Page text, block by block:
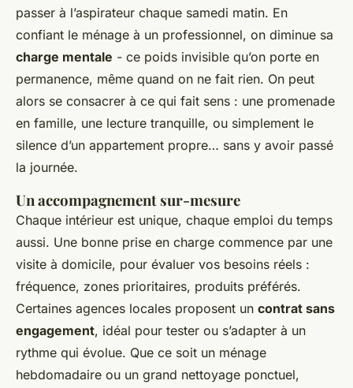
passer à l’aspirateur chaque samedi matin. En
confiant le ménage à un professionnel, on diminue sa
charge mentale - ce poids invisible qu’on porte en
permanence, même quand on ne fait rien. On peut
alors se consacrer à ce qui fait sens : une promenade
en famille, une lecture tranquille, ou simplement le
silence d’un appartement propre… sans y avoir passé
la journée.
Un accompagnement sur-mesure
Chaque intérieur est unique, chaque emploi du temps
aussi. Une bonne prise en charge commence par une
visite à domicile, pour évaluer vos besoins réels :
fréquence, zones prioritaires, produits préférés.
Certaines agences locales proposent un contrat sans
engagement, idéal pour tester ou s’adapter à un
rythme qui évolue. Que ce soit un ménage
hebdomadaire ou un grand nettoyage ponctuel,